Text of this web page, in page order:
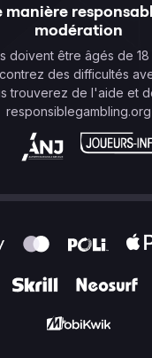
manière
modération
doivent être âgés de 18
des difficultés
trouverez de l'aide et
responsiblegambling.org